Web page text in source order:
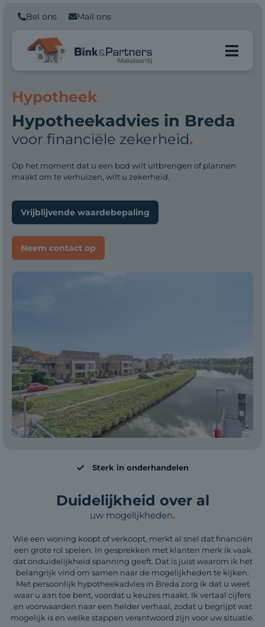
Bel ons Mail ons
Hypotheek
Hypotheekadvies in Breda
voor financiële zekerheid.
Op het moment dat u een bod wilt uitbrengen of plannen
maakt om te verhuizen, wilt u zekerheid.
Vrijblijvende waardebepaling
Neem contact op
Sterk in onderhandelen
Duidelijkheid over al
uw mogelijkheden.
Wie een woning koopt of verkoopt, merkt al snel dat financiën
een grote rol spelen. In gesprekken met klanten merk ik vaak
dat onduidelijkheid spanning geeft. Dat is juist waarom ik het
belangrijk vind om samen naar de mogelijkheden te kijken.
Met persoonlijk hypotheekadvies in Breda zorg ik dat u weet
waar u aan toe bent, voordat u keuzes maakt. Ik vertaal cijfers
en voorwaarden naar een helder verhaal, zodat u begrijpt wat
mogelijk is en welke stappen verantwoord zijn voor uw situatie.